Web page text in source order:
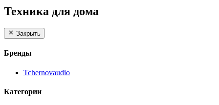
Техника для дома
Закрыть
Бренды
Tchernovaudio
Категории